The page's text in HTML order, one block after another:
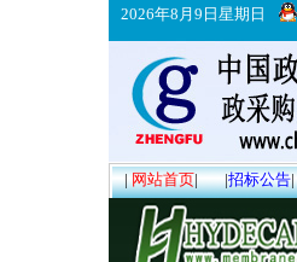
2026年8月9日星期日
|网站首页| |招标公告|